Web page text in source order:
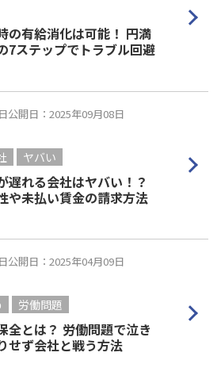
の有給消化は可能！ 円満
7ステップでトラブル回避
公開日：2025年09月08日
ヤバい
遅れる会社はヤバい！？
や未払い賃金の請求方法
公開日：2025年04月09日
労働問題
全とは？ 労働問題で泣き
せず会社と戦う方法